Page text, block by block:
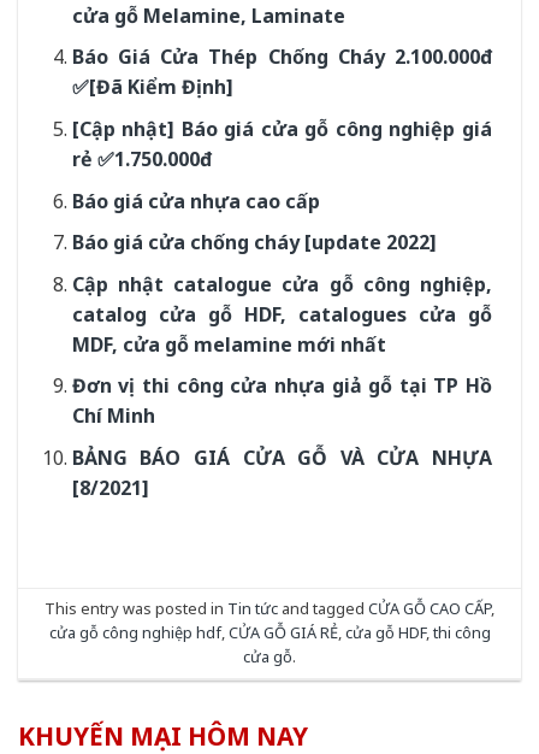
cửa gỗ Melamine, Laminate
Báo Giá Cửa Thép Chống Cháy 2.100.000đ
✅[Đã Kiểm Định]
[Cập nhật] Báo giá cửa gỗ công nghiệp giá
rẻ ✅1.750.000đ
Báo giá cửa nhựa cao cấp
Báo giá cửa chống cháy [update 2022]
Cập nhật catalogue cửa gỗ công nghiệp,
catalog cửa gỗ HDF, catalogues cửa gỗ
MDF, cửa gỗ melamine mới nhất
Đơn vị thi công cửa nhựa giả gỗ tại TP Hồ
Chí Minh
BẢNG BÁO GIÁ CỬA GỖ VÀ CỬA NHỰA
[8/2021]
This entry was posted in Tin tức and tagged CỬA GỖ CAO CẤP,
cửa gỗ công nghiệp hdf,CỬA GỖ GIÁ RẺ,cửa gỗ HDF,thi công
cửa gỗ.
KHUYẾN MẠI HÔM NAY